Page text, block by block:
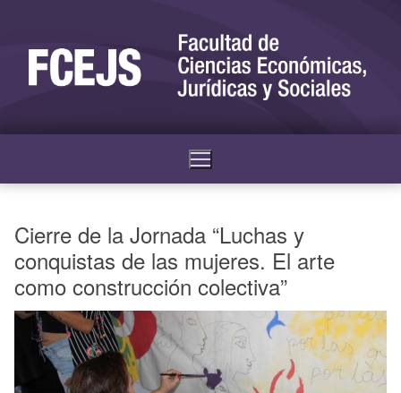
Cierre de la Jornada “Luchas y
conquistas de las mujeres. El arte
como construcción colectiva”